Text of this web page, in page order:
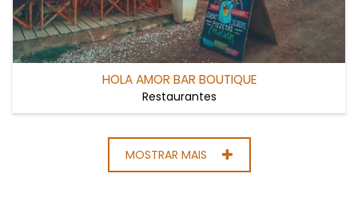
HOLA AMOR BAR BOUTIQUE
Restaurantes
MOSTRAR MAIS